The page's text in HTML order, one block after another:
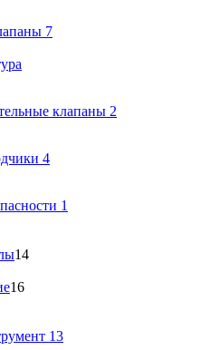
7
клапаны 2
4
1
14
16
13